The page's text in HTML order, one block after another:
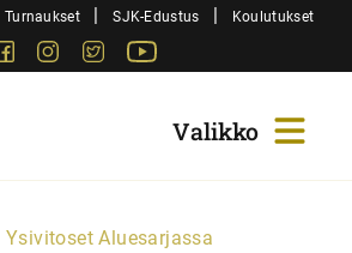
Turnaukset | SJK-Edustus | Koulutukset
FacebookInstagram
Twitter
Ysivitoset Aluesarjassa